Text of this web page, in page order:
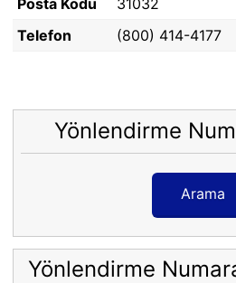
Posta Kodu
31032
Telefon
(800) 414-4177
Yönlendirme
Arama
Yönlendirme